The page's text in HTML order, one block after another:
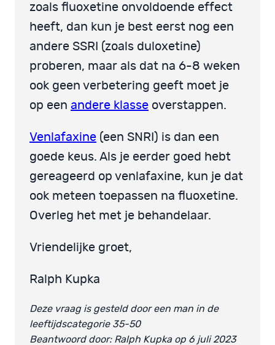
zoals fluoxetine onvoldoende effect
heeft, dan kun je best eerst nog een
andere SSRI (zoals duloxetine)
proberen, maar als dat na 6-8 weken
ook geen verbetering geeft moet je
op een andere klasse overstappen.
Venlafaxine (een SNRI) is dan een
goede keus. Als je eerder goed hebt
gereageerd op venlafaxine, kun je dat
ook meteen toepassen na fluoxetine.
Overleg het met je behandelaar.
Vriendelijke groet,
Ralph Kupka
Deze vraag is gesteld door een man in de
leeftijdscategorie 35-50
Beantwoord door: Ralph Kupka op 6 juli 2023